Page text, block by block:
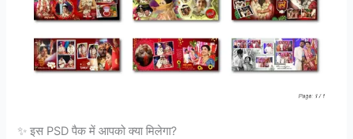
✨ इस PSD पैक में आपको क्या मिलेगा?